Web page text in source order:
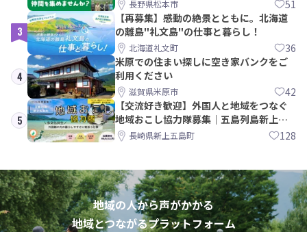
長野県松本市 51
3
【再募集】感動の絶景とともに。北海道
の離島"礼文島"の仕事と暮らし！
北海道礼文町 36
4
米原での住まい探しに空き家バンクをご
利用ください
滋賀県米原市 42
5
【交流好き歓迎】外国人と地域をつなぐ
地域おこし協力隊募集｜五島列島新上五
島町長崎県新上五島町 128
地域の人から声がかかる
地域とつながるプラットフォーム